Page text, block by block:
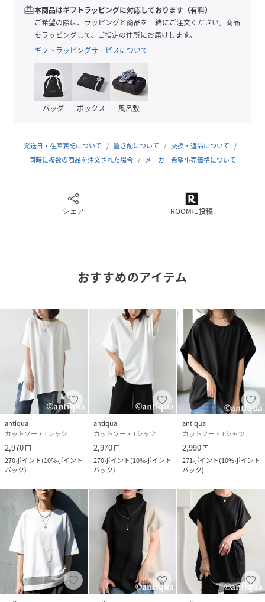
・リラクシーなゆったりサイジング。
≪FABRIC≫
・汗ばむ季節も快適に過ごせる抗菌、防臭機能。
・触るとひんやり心地よい接触冷感生地。
・ハリ感のある程よく薄手のダンボール生地。
・滑らかな少し光沢のある上質な質感。
性別タイプ レディース
ポリエステル55% レーヨン45%
redeem本商品はギフトラッピングに対応しております（有料）
ご希望の際は、ラッピングと商品を一緒にご注文ください。商品
をラッピングして、ご指定の住所にお届けします。
ギフトラッピングサービスについて
バッグ ボックス 風呂敷
発送日・在庫表記について 置き配について
交換・返品について
同時に複数の商品を注文された場合
メーカー希望小売価格について
シェア ROOMに投稿
おすすめのアイテム
antiqua
カットソー・Tシャツ
2,970円
270ポイント(10%ポイント
バック)
antiqua
カットソー・Tシャツ
2,970円
270ポイント(10%ポイント
バック)
antiqua
カットソー・Tシャツ
2,990円
271ポイント(10%ポイント
バック)